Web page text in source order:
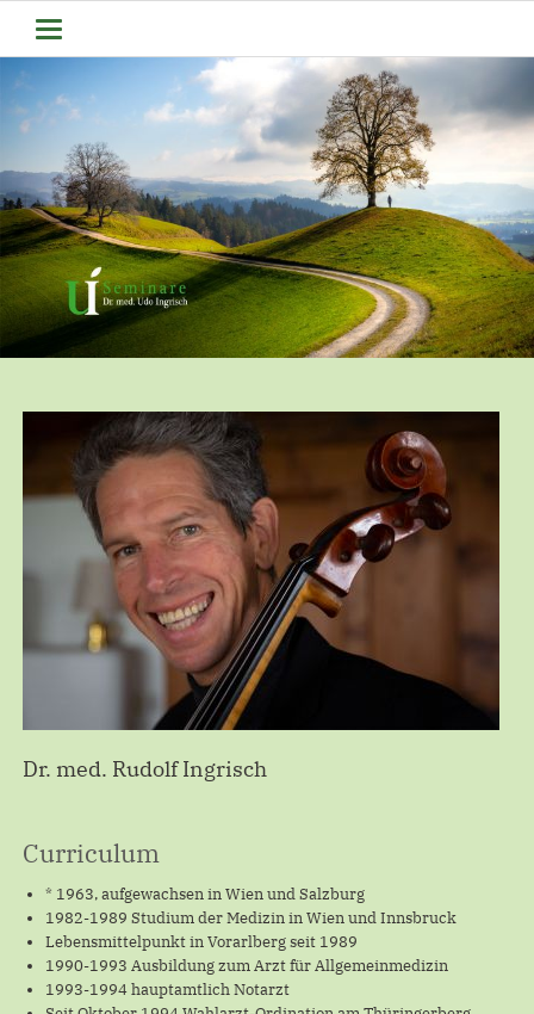
Dr. med. Rudolf Ingrisch
Curriculum
* 1963, aufgewachsen in Wien und Salzburg
1982-1989 Studium der Medizin in Wien und Innsbruck
Lebensmittelpunkt in Vorarlberg seit 1989
1990-1993 Ausbildung zum Arzt für Allgemeinmedizin
1993-1994 hauptamtlich Notarzt